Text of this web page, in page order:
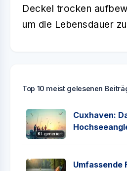
Deckel trocken
um die Lebensdauer
Top 10 meist gelesenen
KI-generiert
Cuxhaven:
Umfassende